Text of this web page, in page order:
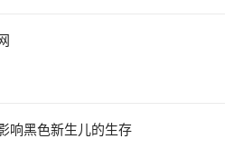
响黑色新生儿的生存